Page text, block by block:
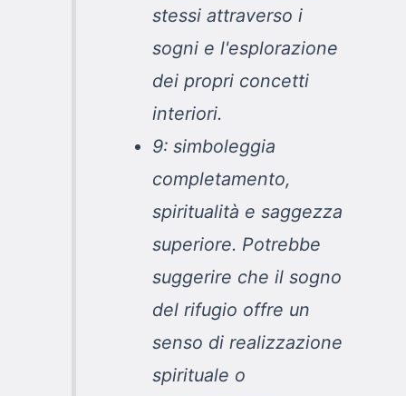
stessi attraverso i
sogni e l'esplorazione
dei propri concetti
interiori.
9: simboleggia
completamento,
spiritualità e saggezza
superiore. Potrebbe
suggerire che il sogno
del rifugio offre un
senso di realizzazione
spirituale o